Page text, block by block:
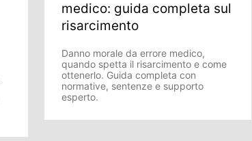
medico: guida completa sul
risarcimento
Danno morale da errore medico,
quando spetta il risarcimento e come
ottenerlo. Guida completa con
normative, sentenze e supporto
esperto.